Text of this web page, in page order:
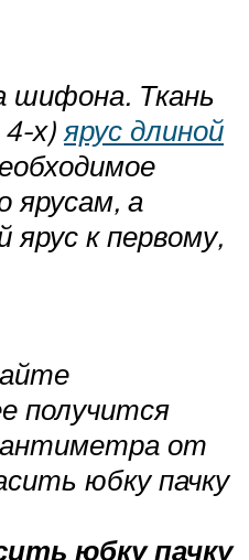
шифона. Ткань
х) ярус длиной
ярусам, а
к первому,
получится
от
юбку пачку
юбку пачку